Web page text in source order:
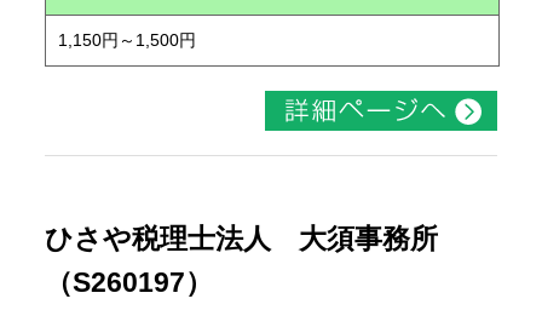
1,150円～1,500円
ひさや税理士法人 大須事務所
（S260197）